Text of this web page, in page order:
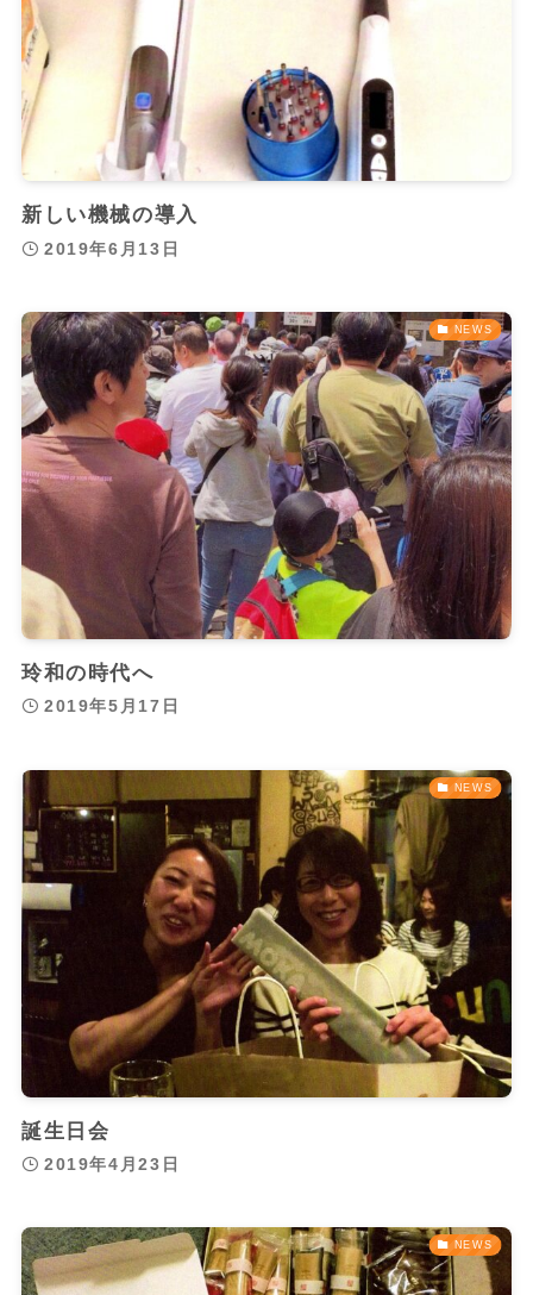
新しい機械の導入
2019年6月13日
NEWS
玲和の時代へ
2019年5月17日
NEWS
誕生日会
2019年4月23日
NEWS